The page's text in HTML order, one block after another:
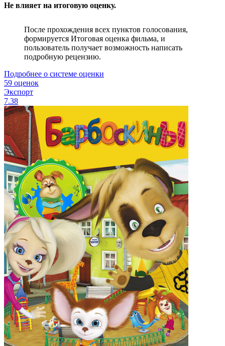
Не влияет на итоговую оценку.
После прохождения всех пунктов голосования,
формируется Итоговая оценка фильма, и
пользователь получает возможность написать
подробную рецензию.
Подробнее о системе оценки
59 оценок
Экспорт
7.38